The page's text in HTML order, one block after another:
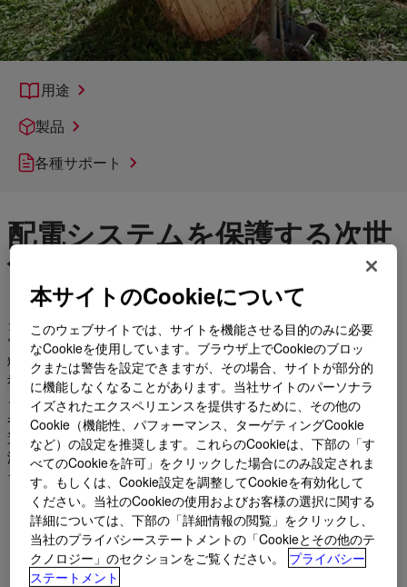
用途
製品
各種サポート
配電システムを保護する次世
代コンパウンド
ダウのENDURANCE™コンパウンドは、中電圧および高電圧の
電力ケーブルを保護し、寿命を延ばすために作られた高度な材
料のファミリーです。並外れた清浄度と均一性で設計された当
社の耐木架橋ポリエチレン(TR-XLPE)絶縁材は、電気植樹によ
るケーブルの早期破損のリスクを最小限に抑えます。公益事業
者やグリッド事業者にとって、ENDURANCE™コンパウンドを
選ぶことは、長期的な性能に投資し、メンテナンスコストを削
減し、将来に向けたより信頼性が高く回復力のある電力インフ
ラを構築することを意味します。
利点
本サイトのCookieについて
このウェブサイトでは、サイトを機能させる目的のみに必要
なCookieを使用しています。ブラウザ上でCookieのブロッ
クまたは警告を設定できますが、その場合、サイトが部分的
に機能しなくなることがあります。当社サイトのパーソナラ
イズされたエクスペリエンスを提供するために、その他の
Cookie（機能性、パフォーマンス、ターゲティングCookie
など）の設定を推奨します。これらのCookieは、下部の「す
べてのCookieを許可」をクリックした場合にのみ設定されま
す。もしくは、Cookie設定を調整してCookieを有効化して
ください。当社のCookieの使用およびお客様の選択に関する
詳細については、下部の「詳細情報の閲覧」をクリックし、
当社のプライバシーステートメントの「Cookieとその他のテ
クノロジー」のセクションをご覧ください。
プライバシー
ステートメント